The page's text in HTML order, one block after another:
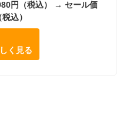
円（税込） → セール価
込）
く見る